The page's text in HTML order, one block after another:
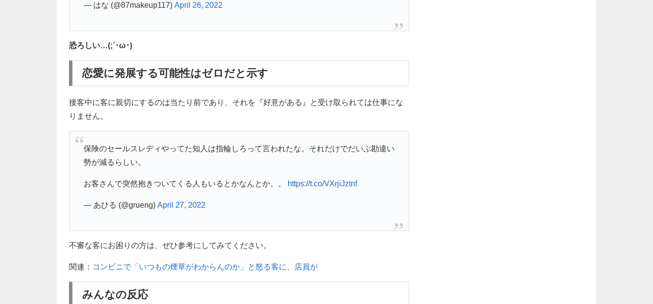
— はな (@87makeup117) April 26, 2022
恐ろしい…(;´･ω･)
恋愛に発展する可能性はゼロだと示す
接客中に客に親切にするのは当たり前であり、それを『好意がある』と受け取られては仕事にな
りません。
保険のセールスレディやってた知人は指輪しろって言われたな。それだけでだいぶ勘違い
勢が減るらしい。
お客さんで突然抱きついてくる人もいるとかなんとか。。 https://t.co/VXrjiJztnf
— あひる (@grueng) April 27, 2022
不審な客にお困りの方は、ぜひ参考にしてみてください。
関連： コンビニで「いつもの煙草がわからんのか」と怒る客に、店員が
みんなの反応